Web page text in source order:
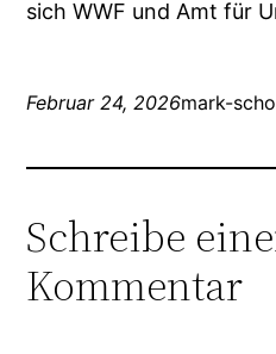
sich WWF und Amt für
Februar 24, 2026mark-
Schreibe
Kommentar